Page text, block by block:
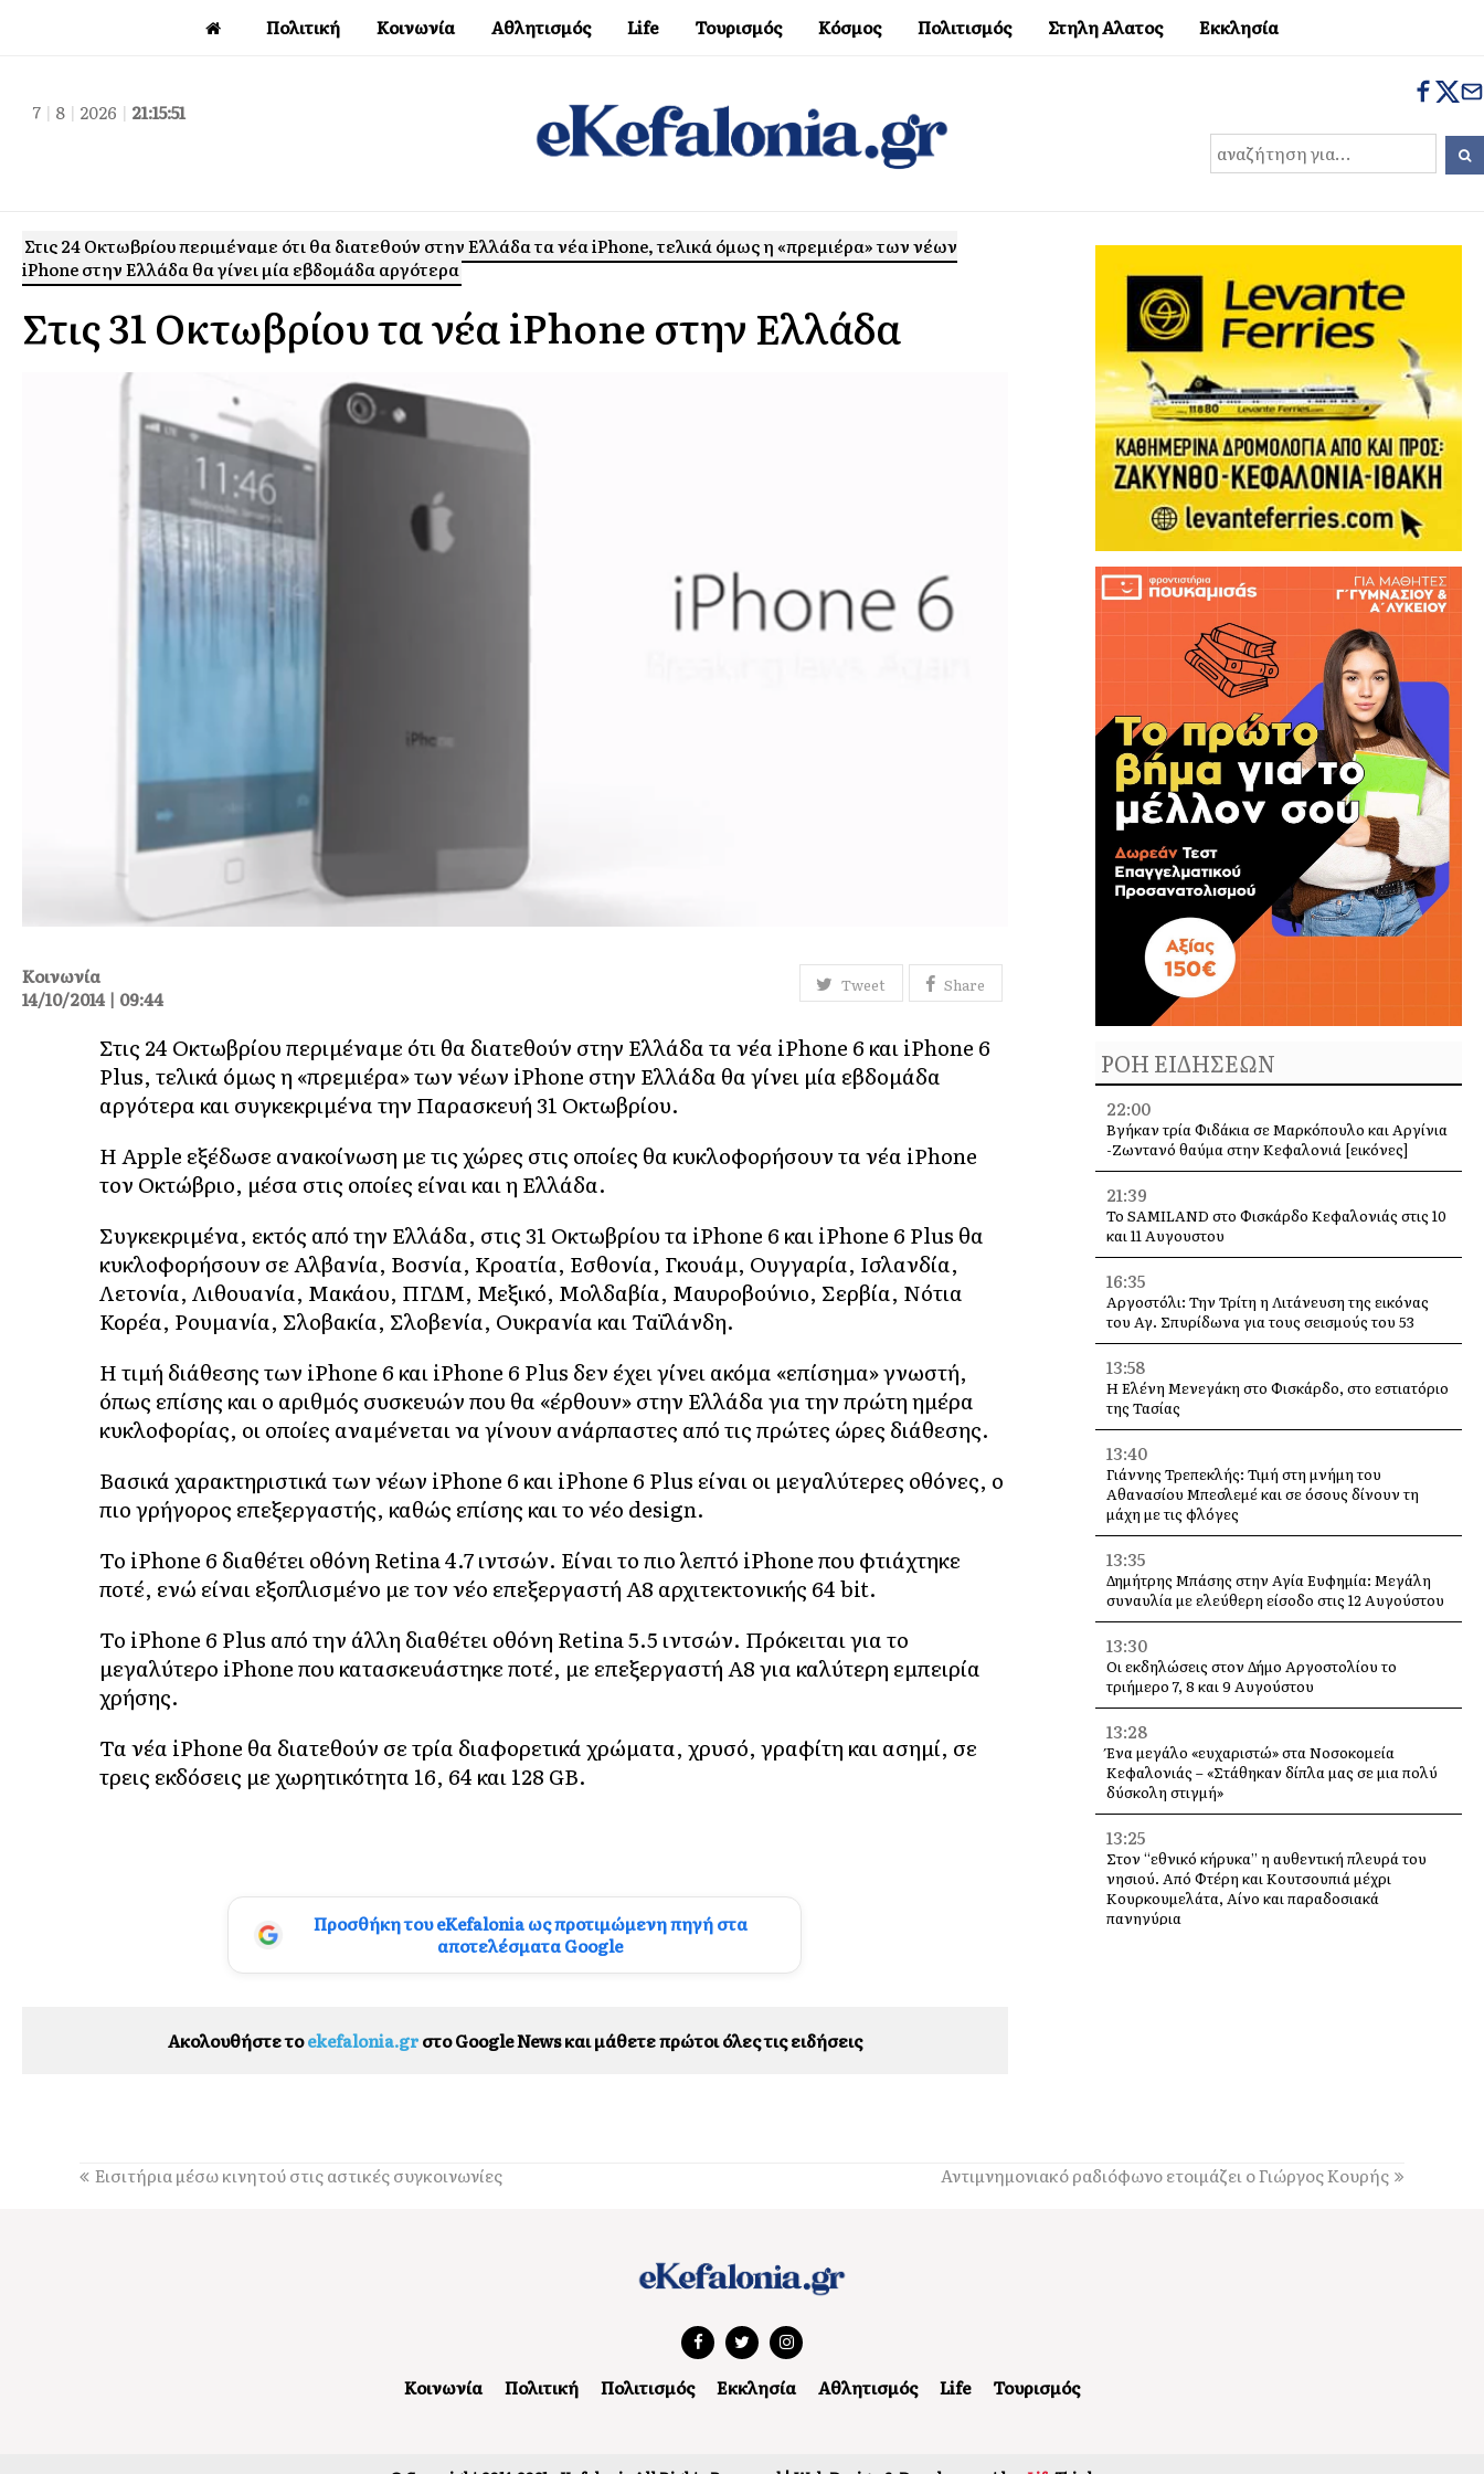
Πολιτική Κοινωνία Αθλητισμός Life Τουρισμός Κόσμος Πολιτισμός Στηλη Αλατος Εκκλησία
7 | 8 | 2026 | 21:15:51
Στις 24 Οκτωβρίου περιμέναμε ότι θα διατεθούν στην Ελλάδα τα νέα iPhone, τελικά όμως η «πρεμιέρα» των νέων
iPhone στην Ελλάδα θα γίνει μία εβδομάδα αργότερα
Στις 31 Οκτωβρίου τα νέα iPhone στην Ελλάδα
Tweet Share
Κοινωνία
14/10/2014 | 09:44
Στις 24 Οκτωβρίου περιμέναμε ότι θα διατεθούν στην Ελλάδα τα νέα iPhone 6 και iPhone 6
Plus, τελικά όμως η «πρεμιέρα» των νέων iPhone στην Ελλάδα θα γίνει μία εβδομάδα
αργότερα και συγκεκριμένα την Παρασκευή 31 Οκτωβρίου.
Η Apple εξέδωσε ανακοίνωση με τις χώρες στις οποίες θα κυκλοφορήσουν τα νέα iPhone
τον Οκτώβριο, μέσα στις οποίες είναι και η Ελλάδα.
Συγκεκριμένα, εκτός από την Ελλάδα, στις 31 Οκτωβρίου τα iPhone 6 και iPhone 6 Plus θα
κυκλοφορήσουν σε Αλβανία, Βοσνία, Κροατία, Εσθονία, Γκουάμ, Ουγγαρία, Ισλανδία,
Λετονία, Λιθουανία, Μακάου, ΠΓΔΜ, Μεξικό, Μολδαβία, Μαυροβούνιο, Σερβία, Νότια
Κορέα, Ρουμανία, Σλοβακία, Σλοβενία, Ουκρανία και Ταϊλάνδη.
Η τιμή διάθεσης των iPhone 6 και iPhone 6 Plus δεν έχει γίνει ακόμα «επίσημα» γνωστή,
όπως επίσης και ο αριθμός συσκευών που θα «έρθουν» στην Ελλάδα για την πρώτη ημέρα
κυκλοφορίας, οι οποίες αναμένεται να γίνουν ανάρπαστες από τις πρώτες ώρες διάθεσης.
Βασικά χαρακτηριστικά των νέων iPhone 6 και iPhone 6 Plus είναι οι μεγαλύτερες οθόνες, ο
πιο γρήγορος επεξεργαστής, καθώς επίσης και το νέο design.
Το iPhone 6 διαθέτει οθόνη Retina 4.7 ιντσών. Είναι το πιο λεπτό iPhone που φτιάχτηκε
ποτέ, ενώ είναι εξοπλισμένο με τον νέο επεξεργαστή A8 αρχιτεκτονικής 64 bit.
Το iPhone 6 Plus από την άλλη διαθέτει οθόνη Retina 5.5 ιντσών. Πρόκειται για το
μεγαλύτερο iPhone που κατασκευάστηκε ποτέ, με επεξεργαστή A8 για καλύτερη εμπειρία
χρήσης.
Τα νέα iPhone θα διατεθούν σε τρία διαφορετικά χρώματα, χρυσό, γραφίτη και ασημί, σε
τρεις εκδόσεις με χωρητικότητα 16, 64 και 128 GB.
Προσθήκη του eKefalonia ως προτιμώμενη πηγή στα
αποτελέσματα Google
Ακολουθήστε τοekefalonia.grστο Google News και μάθετε πρώτοι όλες τις ειδήσεις
ΡΟΗ ΕΙΔΗΣΕΩΝ
22:00
Βγήκαν τρία Φιδάκια σε Μαρκόπουλο και Αργίνια
-Ζωντανό θαύμα στην Κεφαλονιά [εικόνες]
21:39
Το SAMILAND στο Φισκάρδο Κεφαλονιάς στις 10
και 11 Αυγουστου
16:35
Αργοστόλι: Την Τρίτη η Λιτάνευση της εικόνας
του Αγ. Σπυρίδωνα για τους σεισμούς του 53
13:58
Η Ελένη Μενεγάκη στο Φισκάρδο, στο εστιατόριο
της Τασίας
13:40
Γιάννης Τρεπεκλής: Τιμή στη μνήμη του
Αθανασίου Μπεσλεμέ και σε όσους δίνουν τη
μάχη με τις φλόγες
13:35
Δημήτρης Μπάσης στην Αγία Ευφημία: Μεγάλη
συναυλία με ελεύθερη είσοδο στις 12 Αυγούστου
13:30
Οι εκδηλώσεις στον Δήμο Αργοστολίου το
τριήμερο 7, 8 και 9 Αυγούστου
13:28
Ένα μεγάλο «ευχαριστώ» στα Νοσοκομεία
Κεφαλονιάς – «Στάθηκαν δίπλα μας σε μια πολύ
δύσκολη στιγμή»
13:25
Στον “εθνικό κήρυκα” η αυθεντική πλευρά του
νησιού. Από Φτέρη και Κουτσουπιά μέχρι
Κουρκουμελάτα, Αίνο και παραδοσιακά
πανηγύρια
Άγιο Νικόλαο Ελειού-Πρόννων
Εισιτήρια μέσω κινητού στις αστικές συγκοινωνίες Αντιμνημονιακό ραδιόφωνο ετοιμάζει ο Γιώργος Κουρής
Κοινωνία Πολιτική Πολιτισμός Εκκλησία Αθλητισμός Life Τουρισμός